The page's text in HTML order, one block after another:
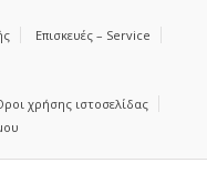
Επισκευές – Service
χρήσης ιστοσελίδας